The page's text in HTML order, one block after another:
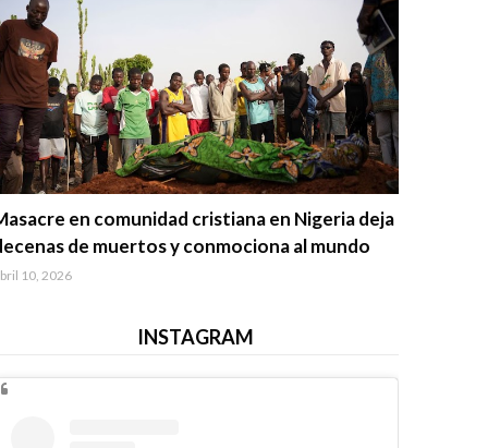
en comunidad cristiana en Nigeria deja
de muertos y conmociona al mundo
10, 2026
INSTAGRAM